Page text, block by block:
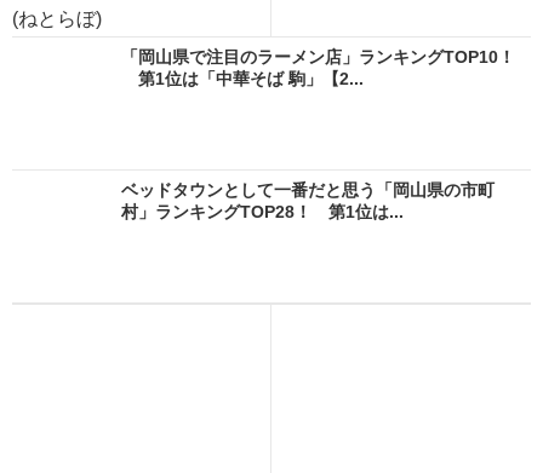
(ねとらぼ)
「岡山県で注目のラーメン店」ランキングTOP10！
第1位は「中華そば 駒」【2...
ベッドタウンとして一番だと思う「岡山県の市町
村」ランキングTOP28！ 第1位は...